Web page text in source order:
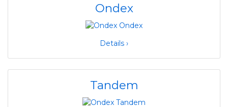
Ondex
Details ›
Tandem